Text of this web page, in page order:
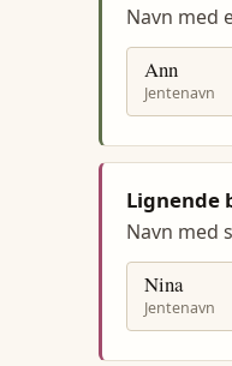
Navn med
Ann
Jentenavn
Lignende
Navn med
Nina
Jentenavn